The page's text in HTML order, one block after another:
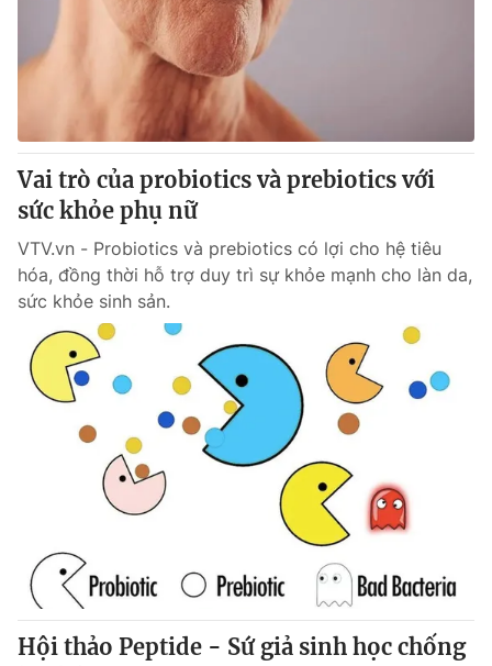
VTV Sức khoẻ Bất động sản
Thị trường 24h Tấm lòng Việt
VTV4 Vươn mình bằng AI
Liên hệ tòa soạn English
THỜI BÁO VTV
Theo dõi báo trên
Đài Truyền hình Việt Nam
Cơ quan báo chí:
Thời báo VTV
Giấy phép hoạt động báo in và báo điện tử số 483/GP-BTTTT
cấp ngày 29/12/2023
Tổng Biên tập:Vũ Thanh Thủy
Vai trò của probiotics và prebiotics với
sức khỏe phụ nữ
VTV.vn - Probiotics và prebiotics có lợi cho hệ tiêu
hóa, đồng thời hỗ trợ duy trì sự khỏe mạnh cho làn da,
sức khỏe sinh sản.
Hội thảo Peptide - Sứ giả sinh học chống